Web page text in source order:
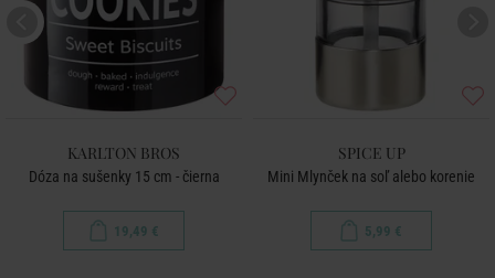
KARLTON BROS
Dóza na sušenky 15 cm - čierna
19,49 €
SPICE UP
Mini Mlynček na soľ alebo korenie
5,99 €